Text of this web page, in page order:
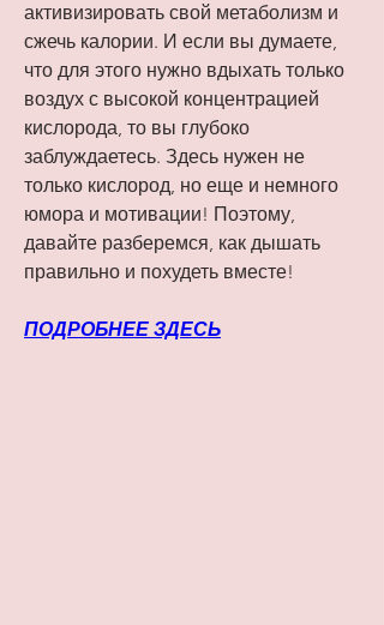
активизировать свой метаболизм и
сжечь калории. И если вы думаете,
что для этого нужно вдыхать только
воздух с высокой концентрацией
кислорода, то вы глубоко
заблуждаетесь. Здесь нужен не
только кислород, но еще и немного
юмора и мотивации! Поэтому,
давайте разберемся, как дышать
правильно и похудеть вместе!
ПОДРОБНЕЕ ЗДЕСЬ